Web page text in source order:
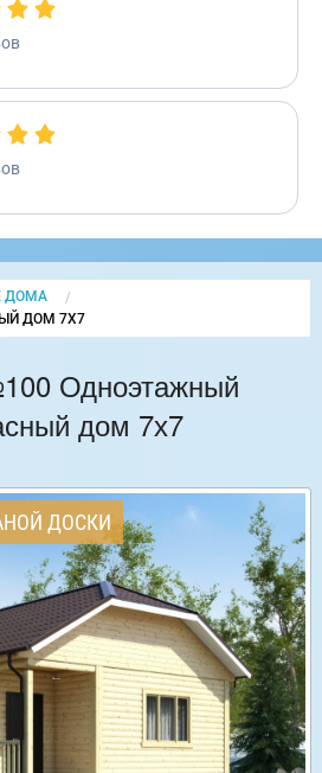
ДОМА
ДОМ 7Х7
Одноэтажный
дом 7х7
ДОСКИ